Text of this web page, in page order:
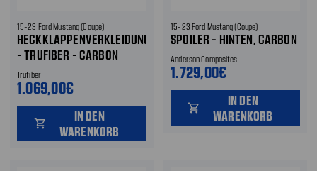
15-23 Ford Mustang (Coupe)
HECKKLAPPENVERKLEIDUNG
- TRUFIBER - CARBON
Trufiber
1.069,00€
shopping_cart
IN DEN
WARENKORB
15-23 Ford Mustang (Coupe)
SPOILER - HINTEN, CARBON
Anderson Composites
1.729,00€
shopping_cart
IN DEN
WARENKORB